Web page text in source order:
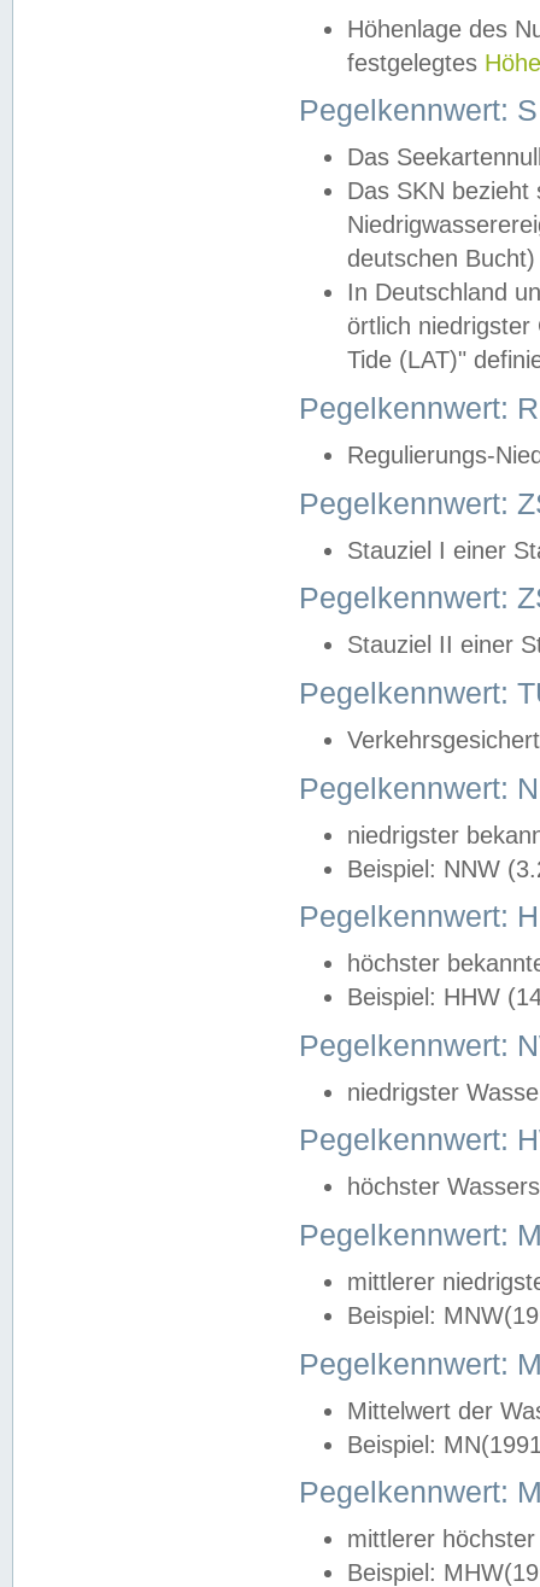
Höhenlage des
festgelegtes
Pegelkennwert:
Das
Das SKN
deutschen
In Deutschland
örtlich
Tide (LAT)"
Pegelkennwert:
Regulierungs-
Pegelkennwert:
Stauziel I einer
Pegelkennwert:
Stauziel II einer
Pegelkennwert:
Pegelkennwert:
niedrigster
Beispiel: NNW
Pegelkennwert:
höchster
Beispiel: HHW
Pegelkennwert:
niedrigster
Pegelkennwert:
höchster
Pegelkennwert:
mittlerer
Beispiel:
Pegelkennwert:
Mittelwert der
Beispiel:
Pegelkennwert:
mittlerer
Beispiel: